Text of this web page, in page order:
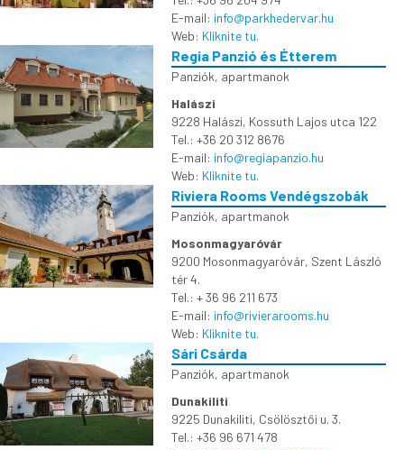
E-mail: info@parkhedervar.hu
Web: Kliknite tu.
Regia Panzió és Étterem
Panziók, apartmanok
Halászi
9228 Halászi, Kossuth Lajos utca 122
Tel.: +36 20 312 8676
E-mail: info@regiapanzio.hu
Web: Kliknite tu.
Riviera Rooms Vendégszobák
Panziók, apartmanok
Mosonmagyaróvár
9200 Mosonmagyaróvár, Szent László
tér 4.
Tel.: + 36 96 211 673
E-mail: info@rivierarooms.hu
Web: Kliknite tu.
Sári Csárda
Panziók, apartmanok
Dunakiliti
9225 Dunakiliti, Csölösztői u. 3.
Tel.: +36 96 671 478